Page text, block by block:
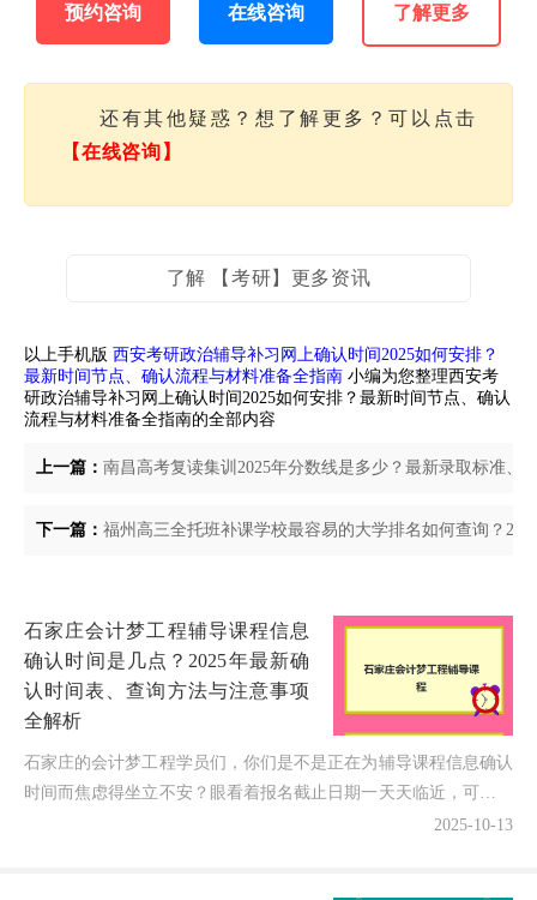
预约咨询 在线咨询 了解更多
还有其他疑惑？想了解更多？可以点击
【在线咨询】
了解 【考研】更多资讯
以上手机版 西安考研政治辅导补习网上确认时间2025如何安排？
最新时间节点、确认流程与材料准备全指南 小编为您整理西安考
研政治辅导补习网上确认时间2025如何安排？最新时间节点、确认
流程与材料准备全指南的全部内容
上一篇： 南昌高考复读集训2025年分数线是多少？最新录取标准、
下一篇： 福州高三全托班补课学校最容易的大学排名如何查询？
石家庄会计梦工程辅导课程信息
确认时间是几点？2025年最新确
认时间表、查询方法与注意事项
全解析
石家庄的会计梦工程学员们，你们是不是正在为辅导课程信息确认
时间而焦虑得坐立不安？眼看着报名截止日期一天天临近，可确认
时间却像谜题一样难以捉摸——到底石家庄会计梦工程辅导课...
2025-10-13